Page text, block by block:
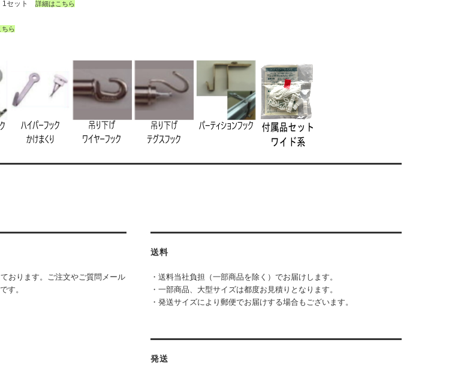
1セット 詳細はこちら
ちら
おります。ご注文やご質問メール
す。
送料
・送料当社負担（一部商品を除く）でお届けします。
・一部商品、大型サイズは都度お見積りとなります。
・発送サイズにより郵便でお届けする場合もございます。
発送